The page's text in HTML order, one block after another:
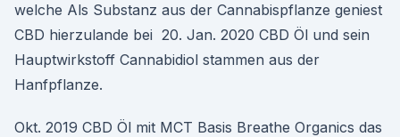
welche Als Substanz aus der Cannabispflanze geniest
CBD hierzulande bei 20. Jan. 2020 CBD Öl und sein
Hauptwirkstoff Cannabidiol stammen aus der
Hanfpflanze.
Okt. 2019 CBD Öl mit MCT Basis Breathe Organics das